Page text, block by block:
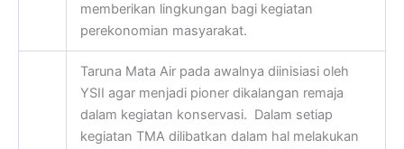
memberikan lingkungan bagi kegiatan
perekonomian masyarakat.
Taruna Mata Air pada awalnya diinisiasi oleh
YSII agar menjadi pioner dikalangan remaja
dalam kegiatan konservasi. Dalam setiap
kegiatan TMA dilibatkan dalam hal melakukan